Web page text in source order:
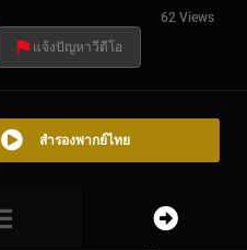
62 Views
แจ้งปัญหาวีดีโอ
สำรองพากย์ไทย